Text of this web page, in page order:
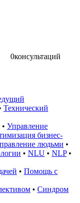
0консультаций
Технический
• Управление
бизнес-
людьми •
• NLU • NLP•
• Помощь с
• Синдром